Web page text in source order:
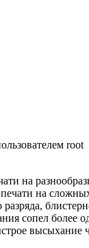
root
на
на
сопел более
высыхание